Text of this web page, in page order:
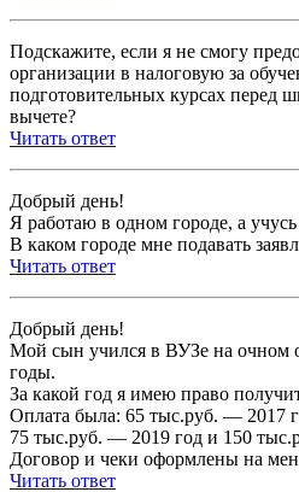
Подскажите, если я не смогу
организации в налоговую за
подготовительных курсах перед
вычете?
Читать ответ
Добрый день!
Я работаю в одном городе, а
В каком городе мне подавать
Читать ответ
Добрый день!
Мой сын учился в ВУЗе на очном
годы.
За какой год я имею право
Оплата была: 65 тыс.руб. — 2017
75 тыс.руб. — 2019 год и 150
Договор и чеки оформлены на
Читать ответ